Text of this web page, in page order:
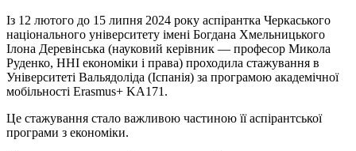
Із 12 лютого до 15 липня 2024 року аспірантка Черкаського
національного університету імені Богдана Хмельницького
Ілона Деревінська (науковий керівник — професор Микола
Руденко, ННІ економіки і права) проходила стажування в
Університеті Вальядоліда (Іспанія) за програмою академічної
мобільності Erasmus+ KA171.
Це стажування стало важливою частиною її аспірантської
програми з економіки.